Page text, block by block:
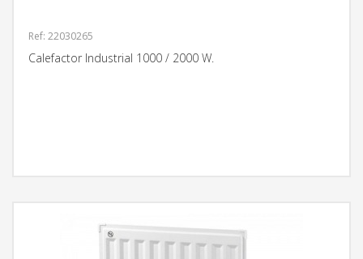
Ref: 22030265
Calefactor Industrial 1000 / 2000 W.